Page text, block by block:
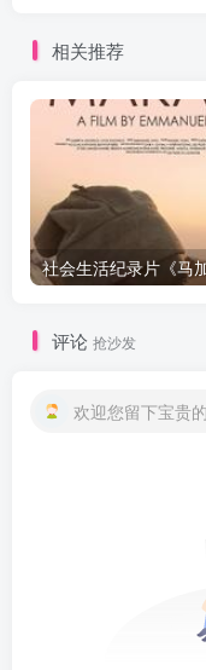
相关推荐
评论 抢沙发
欢迎您留下宝贵